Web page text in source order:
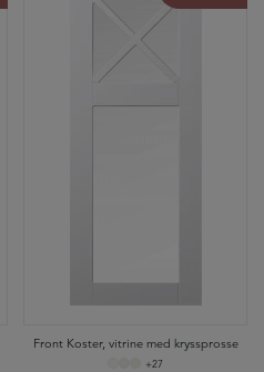
Front Koster, vitrine med kryssprosse
+27